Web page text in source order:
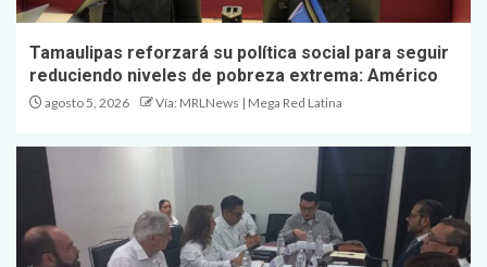
Tamaulipas reforzará su política social para seguir
reduciendo niveles de pobreza extrema: Américo
agosto 5, 2026 Vía: MRLNews | Mega Red Latina